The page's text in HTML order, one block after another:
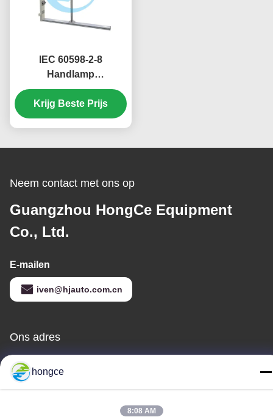
IEC 60598-2-8
Handlamp
Slagvastheidstester
400mm 1000mm
Valhoogtes
Krijg Beste Prijs
Neem contact met ons op
Guangzhou HongCe Equipment
Co., Ltd.
E-mailen
iven@hjauto.com.cn
Ons adres
Nr.6-39, Yaogu-boerderij, Shibi No.3 Village, Shibi Street, Panyu
District, Guangzhou
hongce
8:08 AM